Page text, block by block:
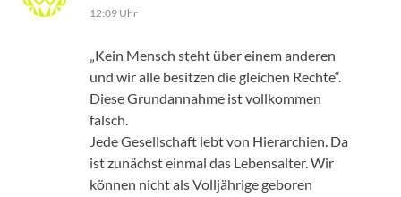
12:09 Uhr
„Kein Mensch steht über einem anderen
und wir alle besitzen die gleichen Rechte“.
Diese Grundannahme ist vollkommen
falsch.
Jede Gesellschaft lebt von Hierarchien. Da
ist zunächst einmal das Lebensalter. Wir
können nicht als Volljährige geboren